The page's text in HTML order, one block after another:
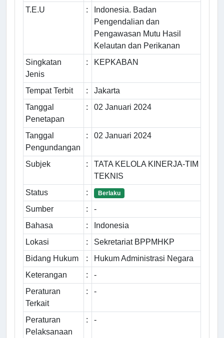
T.E.U
:
Indonesia. Badan
Pengendalian dan
Pengawasan Mutu Hasil
Kelautan dan Perikanan
Singkatan
Jenis
: KEPKABAN
Tempat Terbit :
Jakarta
Tanggal
Penetapan
: 02 Januari 2024
Tanggal
Pengundangan
: 02 Januari 2024
Subjek :
TATA KELOLA KINERJA-TIM
TEKNIS
Status
: Berlaku
Sumber :
-
Bahasa
:
Indonesia
Lokasi
:
Sekretariat BPPMHKP
Bidang Hukum
:
Hukum Administrasi Negara
Keterangan
:
-
Peraturan
Terkait
: -
Peraturan
Pelaksanaan
: -